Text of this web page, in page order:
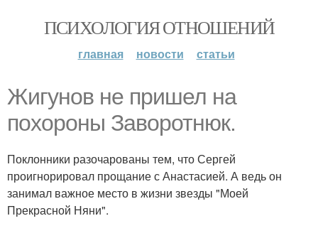
ПСИХОЛОГИЯ ОТНОШЕНИЙ
главная новости статьи
Жигунов не пришел на
похороны Заворотнюк.
Поклонники разочарованы тем, что Сергей
проигнорировал прощание с Анастасией. А ведь он
занимал важное место в жизни звезды "Моей
Прекрасной Няни".